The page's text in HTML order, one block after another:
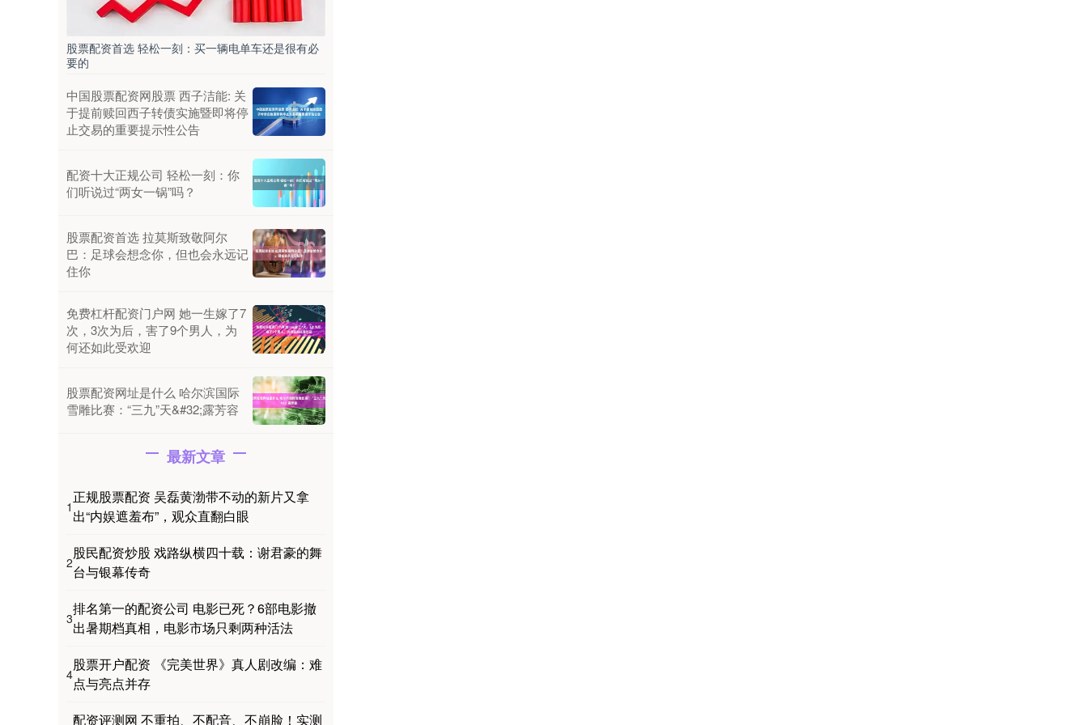
股票配资首选 轻松一刻：买一辆电单车还是很有必
要的
中国股票配资网股票 西子洁能: 关
于提前赎回西子转债实施暨即将停
止交易的重要提示性公告
配资十大正规公司 轻松一刻：你
们听说过“两女一锅”吗？
股票配资首选 拉莫斯致敬阿尔
巴：足球会想念你，但也会永远记
住你
免费杠杆配资门户网 她一生嫁了7
次，3次为后，害了9个男人，为
何还如此受欢迎
股票配资网址是什么 哈尔滨国际
雪雕比赛：“三九”天&#32;露芳容
最新文章
1
正规股票配资 吴磊黄渤带不动的新片又拿
出“内娱遮羞布”，观众直翻白眼
2
股民配资炒股 戏路纵横四十载：谢君豪的舞
台与银幕传奇
3
排名第一的配资公司 电影已死？6部电影撤
出暑期档真相，电影市场只剩两种活法
4
股票开户配资 《完美世界》真人剧改编：难
点与亮点并存
配资评测网 不重拍、不配音、不崩脸！实测